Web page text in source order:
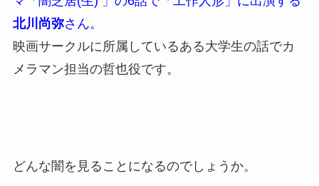
北川尚弥さん。
映画サークルに所属しているある大学生の話でカ
メラマン担当の哲也役です。
どんな闇を見ることになるのでしょうか。